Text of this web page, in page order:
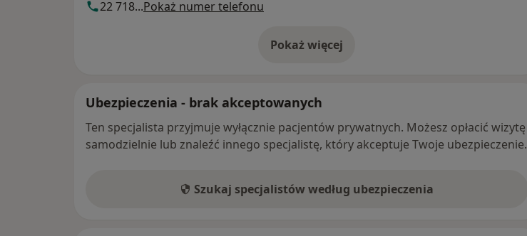
22 718...Pokaż numer telefonu
Pokaż więcej
o adresie
Ubezpieczenia - brak akceptowanych
Ten specjalista przyjmuje wyłącznie pacjentów prywatnych. Możesz opłacić wizytę
samodzielnie lub znaleźć innego specjalistę, który akceptuje Twoje ubezpieczenie.
Szukaj specjalistów według ubezpieczenia